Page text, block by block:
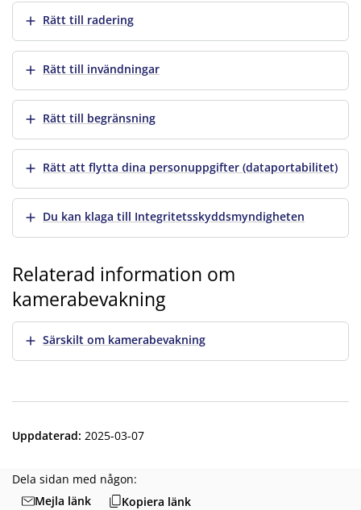
Visa merRätt till radering
Visa merRätt till invändningar
Visa merRätt till begränsning
Visa merRätt att flytta dina personuppgifter (dataportabilitet)
Visa merDu kan klaga till Integritetsskyddsmyndigheten
Relaterad information om
kamerabevakning
Visa merSärskilt om kamerabevakning
Uppdaterad: 2025-03-07
Dela sidan med någon:
Mejla länk
Kopiera länk